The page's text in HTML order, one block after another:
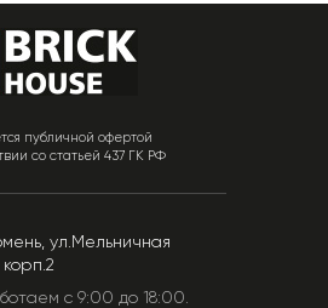
публичной офертой
со статьей 437 ГК РФ
ул.Мельничная
корп.2
c 9:00 до 18:00.